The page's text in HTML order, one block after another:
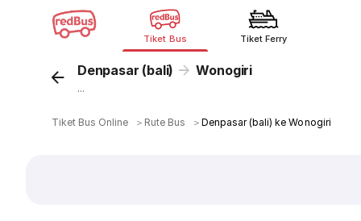
Tiket Bus Tiket Ferry
Denpasar (bali) Wonogiri
...
Tiket Bus Online ＞ Rute Bus ＞Denpasar (bali) ke Wonogiri